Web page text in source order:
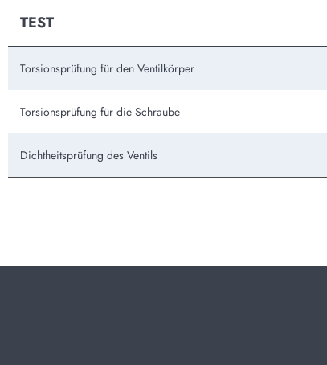
TEST
Torsionsprüfung für den Ventilkörper
Torsionsprüfung für die Schraube
Dichtheitsprüfung des Ventils